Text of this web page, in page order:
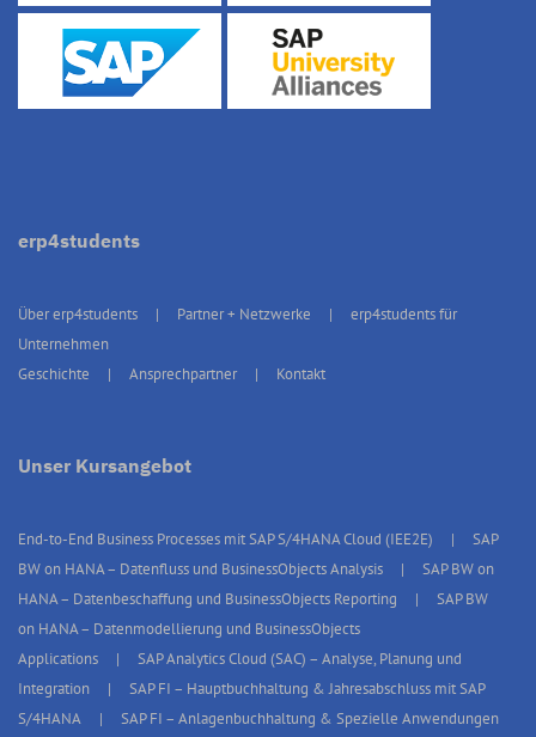
erp4students
Über erp4students Partner + Netzwerke
erp4students für
Unternehmen
Geschichte
Ansprechpartner Kontakt
Unser Kursangebot
End-to-End Business Processes mit SAP S/4HANA Cloud (IEE2E)
SAP
BW on HANA – Datenfluss und BusinessObjects Analysis
SAP BW on
HANA – Datenbeschaffung und BusinessObjects Reporting
SAP BW
on HANA – Datenmodellierung und BusinessObjects
Applications
SAP Analytics Cloud (SAC) – Analyse, Planung und
Integration
SAP FI – Hauptbuchhaltung & Jahresabschluss mit SAP
S/4HANA
SAP FI – Anlagenbuchhaltung & Spezielle Anwendungen